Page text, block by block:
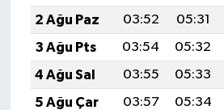
2 Ağu Paz
03:52 05:31
3 Ağu Pts
03:54 05:32
4 Ağu Sal
03:55 05:33
5 Ağu Çar
03:57 05:34